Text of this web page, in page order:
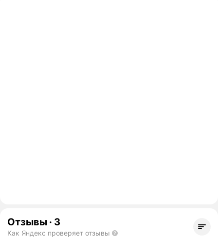
Отзывы · 3
Как Яндекс проверяет отзывы